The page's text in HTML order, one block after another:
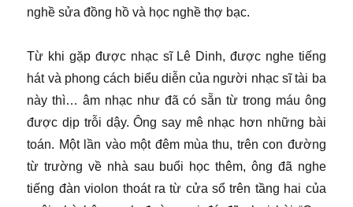
nghề sửa đồng hồ và học nghề thợ bạc.
Từ khi gặp được nhạc sĩ Lê Dinh, được nghe tiếng
hát và phong cách biểu diễn của người nhạc sĩ tài ba
này thì… âm nhạc như đã có sẵn từ trong máu ông
được dịp trỗi dậy. Ông say mê nhạc hơn những bài
toán. Một lần vào một đêm mùa thu, trên con đường
từ trường về nhà sau buổi học thêm, ông đã nghe
tiếng đàn violon thoát ra từ cửa sổ trên tầng hai của